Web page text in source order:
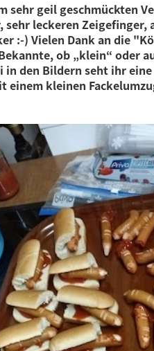
geil geschmückten
leckeren
:-) Vielen Dank an die
ob „klein“ oder
den Bildern seht ihr
einem kleinen